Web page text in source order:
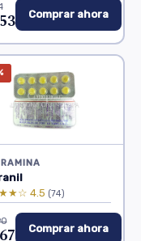
Comprar ahora
4.5 (74)
Comprar ahora